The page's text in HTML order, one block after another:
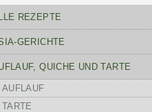
REZEPTE
GERICHTE
QUICHE UND TARTE
AUFLAUF
TARTE